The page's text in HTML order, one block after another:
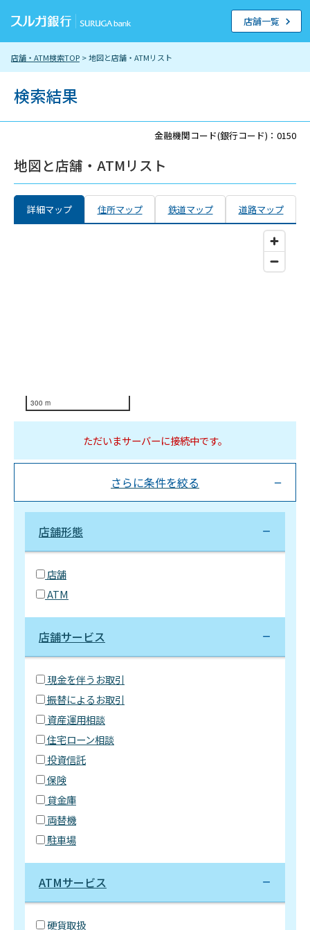
店舗・ATM検索TOP > 地図と店舗・ATMリスト
店舗一覧
検索結果
金融機関コード(銀行コード)：0150
地図と店舗・ATMリスト
詳細マップ 住所マップ 鉄道マップ 道路マップ
300 m
ただいまサーバーに接続中です。
さらに条件を絞る
店舗形態
店舗
ATM
店舗サービス
現金を伴うお取引
振替によるお取引
資産運用相談
住宅ローン相談
投資信託
保険
貸金庫
両替機
駐車場
ATMサービス
硬貨取扱